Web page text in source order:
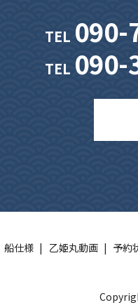
TEL 090-
TEL 090-
船仕様 乙姫丸動画 予約